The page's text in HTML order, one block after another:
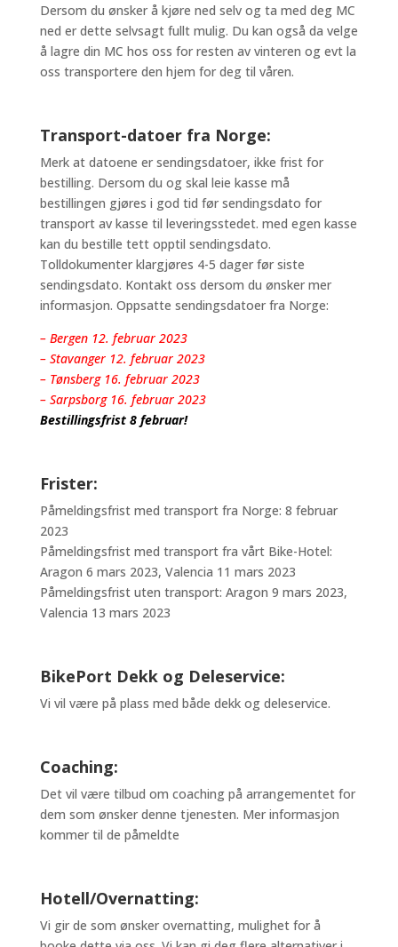
Dersom du ønsker å kjøre ned selv og ta med deg MC
ned er dette selvsagt fullt mulig. Du kan også da velge
å lagre din MC hos oss for resten av vinteren og evt la
oss transportere den hjem for deg til våren.
Transport-datoer fra Norge:
Merk at datoene er sendingsdatoer, ikke frist for
bestilling. Dersom du og skal leie kasse må
bestillingen gjøres i god tid før sendingsdato for
transport av kasse til leveringsstedet. med egen kasse
kan du bestille tett opptil sendingsdato.
Tolldokumenter klargjøres 4-5 dager før siste
sendingsdato. Kontakt oss dersom du ønsker mer
informasjon. Oppsatte sendingsdatoer fra Norge:
– Bergen 12. februar 2023
– Stavanger 12. februar 2023
– Tønsberg 16. februar 2023
– Sarpsborg 16. februar 2023
Bestillingsfrist 8 februar!
Frister:
Påmeldingsfrist med transport fra Norge: 8 februar
2023
Påmeldingsfrist med transport fra vårt Bike-Hotel:
Aragon 6 mars 2023, Valencia 11 mars 2023
Påmeldingsfrist uten transport: Aragon 9 mars 2023,
Valencia 13 mars 2023
BikePort Dekk og Deleservice:
Vi vil være på plass med både dekk og deleservice.
Coaching:
Det vil være tilbud om coaching på arrangementet for
dem som ønsker denne tjenesten. Mer informasjon
kommer til de påmeldte
Hotell/Overnatting:
Vi gir de som ønsker overnatting, mulighet for å